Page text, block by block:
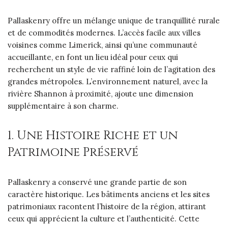
Pallaskenry offre un mélange unique de tranquillité rurale
et de commodités modernes. L’accès facile aux villes
voisines comme Limerick, ainsi qu’une communauté
accueillante, en font un lieu idéal pour ceux qui
recherchent un style de vie raffiné loin de l’agitation des
grandes métropoles. L’environnement naturel, avec la
rivière Shannon à proximité, ajoute une dimension
supplémentaire à son charme.
1. Une Histoire Riche et un
Patrimoine Préservé
Pallaskenry a conservé une grande partie de son
caractère historique. Les bâtiments anciens et les sites
patrimoniaux racontent l’histoire de la région, attirant
ceux qui apprécient la culture et l’authenticité. Cette